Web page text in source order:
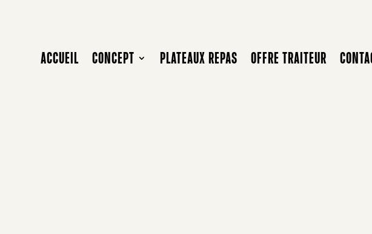
ACCUEIL CONCEPT PLATEAUX REPAS OFFRE TRAITEUR